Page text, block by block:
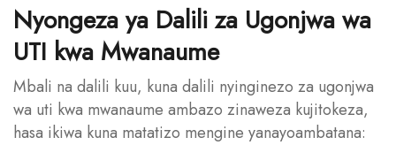
Nyongeza ya Dalili za Ugonjwa wa
UTI kwa Mwanaume
Mbali na dalili kuu, kuna dalili nyinginezo za ugonjwa
wa uti kwa mwanaume ambazo zinaweza kujitokeza,
hasa ikiwa kuna matatizo mengine yanayoambatana: